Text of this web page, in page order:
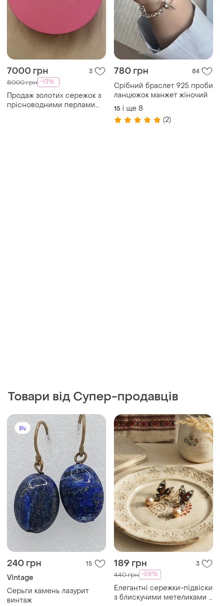
7000 грн 3
8000 грн -13%
Продаж золотих сережок з
прісноводними перлами
780 грн 84
Срібний браслет 925 проби
ланцюжок манжет жіночий
15 і ще 8
(2)
Товари від Супер-продавців
240 грн 15
Vintage
Серьги камень лазурит
винтаж
189 грн 3
440 грн -58%
Елегантні сережки-підвіски
з блискучими метеликами у